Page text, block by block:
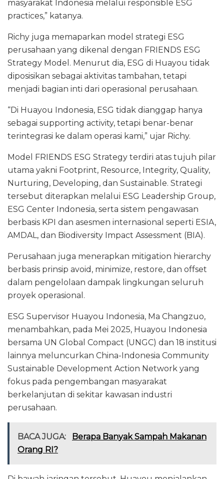
masyarakat Indonesia melalui responsible ESG
practices,” katanya.
Richy juga memaparkan model strategi ESG
perusahaan yang dikenal dengan FRIENDS ESG
Strategy Model. Menurut dia, ESG di Huayou tidak
diposisikan sebagai aktivitas tambahan, tetapi
menjadi bagian inti dari operasional perusahaan.
“Di Huayou Indonesia, ESG tidak dianggap hanya
sebagai supporting activity, tetapi benar-benar
terintegrasi ke dalam operasi kami,” ujar Richy.
Model FRIENDS ESG Strategy terdiri atas tujuh pilar
utama yakni Footprint, Resource, Integrity, Quality,
Nurturing, Developing, dan Sustainable. Strategi
tersebut diterapkan melalui ESG Leadership Group,
ESG Center Indonesia, serta sistem pengawasan
berbasis KPI dan asesmen internasional seperti ESIA,
AMDAL, dan Biodiversity Impact Assessment (BIA).
Perusahaan juga menerapkan mitigation hierarchy
berbasis prinsip avoid, minimize, restore, dan offset
dalam pengelolaan dampak lingkungan seluruh
proyek operasional.
ESG Supervisor Huayou Indonesia, Ma Changzuo,
menambahkan, pada Mei 2025, Huayou Indonesia
bersama UN Global Compact (UNGC) dan 18 institusi
lainnya meluncurkan China-Indonesia Community
Sustainable Development Action Network yang
fokus pada pengembangan masyarakat
berkelanjutan di sekitar kawasan industri
perusahaan.
BACA JUGA:
Berapa Banyak Sampah Makanan
Orang RI?